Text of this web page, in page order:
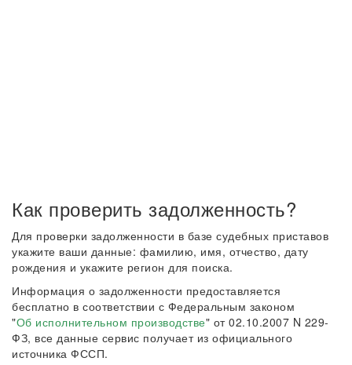
Как проверить задолженность?
Для проверки задолженности в базе судебных приставов
укажите ваши данные: фамилию, имя, отчество, дату
рождения и укажите регион для поиска.
Информация о задолженности предоставляется
бесплатно в соответствии с Федеральным законом
"Об исполнительном производстве" от 02.10.2007 N 229-
ФЗ, все данные сервис получает из официального
источника ФССП.